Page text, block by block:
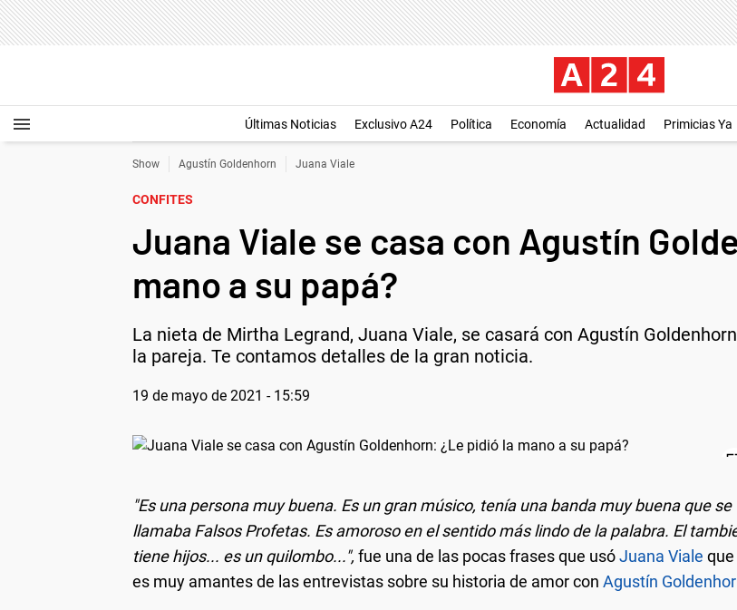
Últimas Noticias Exclusivo A24 Política Economía Actualidad Primicias Ya
Show Agustín Goldenhorn Juana Viale
CONFITES
Juana Viale se casa con Agustín
mano a su papá?
La nieta de Mirtha Legrand, Juana Viale, se casará con Agustín
la pareja. Te contamos detalles de la gran noticia.
19 de mayo de 2021 - 15:59
"Es una persona muy buena. Es un gran músico, tenía una banda muy buena que se
llamaba Falsos Profetas. Es amoroso en el sentido más lindo de la palabra. El
tiene hijos... es un quilombo...", fue una de las pocas frases que usóJuana Viale
es muy amantes de las entrevistas sobre su historia de amor con Agustín